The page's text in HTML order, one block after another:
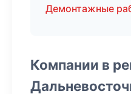
Демонтажные
Компании в